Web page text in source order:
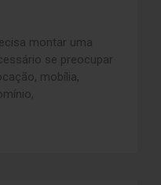
montar uma
se preocupar
mobília,